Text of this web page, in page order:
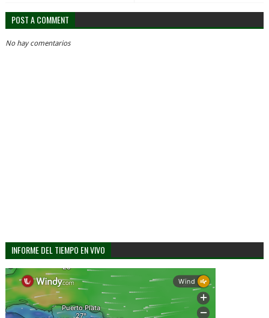
POST A COMMENT
No hay comentarios
INFORME DEL TIEMPO EN VIVO